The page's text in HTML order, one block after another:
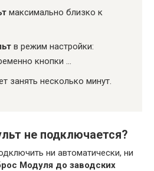
максимально близко к
в режим настройки:
кнопки …
занять несколько минут.
не подключается?
ни автоматически, ни
Модуля до заводских